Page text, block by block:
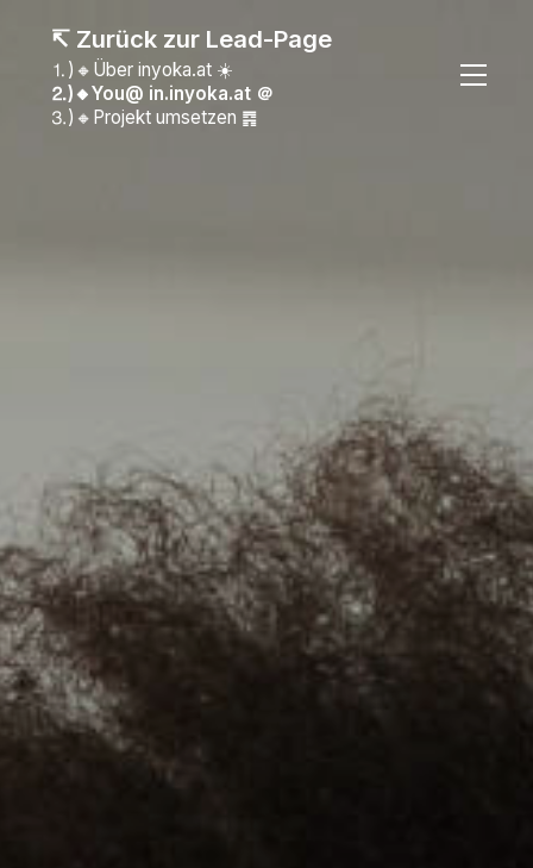
↸ Zurück zur Lead-Page
⒈)🔸Über inyoka.at ☀️
⒉)🔸You@ in.inyoka.at ＠
⒊)🔸Projekt umsetzen ䷴